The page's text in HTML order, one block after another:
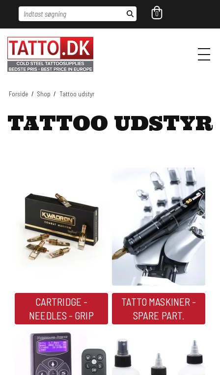
Indtast søgning 0
Forside / Shop / Tattoo udstyr
TATTOO UDSTYR
CARTRIDGE -
NEEDLES - GRIP
TATTO MASKINER -
SPARE PART.